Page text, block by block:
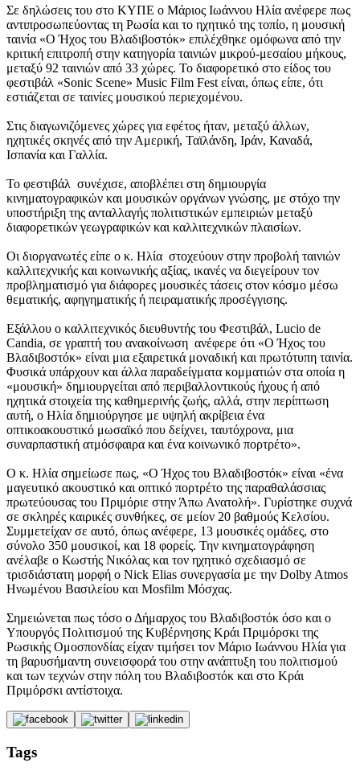
Σε δηλώσεις του στο ΚΥΠΕ ο Μάριος Ιωάννου Ηλία ανέφερε πως
αντιπροσωπεύοντας τη Ρωσία και το ηχητικό της τοπίο, η μουσική
ταινία «Ο Ήχος του Βλαδιβοστόκ» επιλέχθηκε ομόφωνα από την
κριτική επιτροπή στην κατηγορία ταινιών μικρού-μεσαίου μήκους,
μεταξύ 92 ταινιών από 33 χώρες. Το διαφορετικό στο είδος του
φεστιβάλ «Sonic Scene» Music Film Fest είναι, όπως είπε, ότι
εστιάζεται σε ταινίες μουσικού περιεχομένου.
Στις διαγωνιζόμενες χώρες για εφέτος ήταν, μεταξύ άλλων,
ηχητικές σκηνές από την Αμερική, Ταϊλάνδη, Ιράν, Καναδά,
Ισπανία και Γαλλία.
Το φεστιβάλ συνέχισε, αποβλέπει στη δημιουργία
κινηματογραφικών και μουσικών οργάνων γνώσης, με στόχο την
υποστήριξη της ανταλλαγής πολιτιστικών εμπειριών μεταξύ
διαφορετικών γεωγραφικών και καλλιτεχνικών πλαισίων.
Οι διοργανωτές είπε ο κ. Ηλία στοχεύουν στην προβολή ταινιών
καλλιτεχνικής και κοινωνικής αξίας, ικανές να διεγείρουν τον
προβληματισμό για διάφορες μουσικές τάσεις στον κόσμο μέσω
θεματικής, αφηγηματικής ή πειραματικής προσέγγισης.
Εξάλλου ο καλλιτεχνικός διευθυντής του Φεστιβάλ, Lucio de
Candia, σε γραπτή του ανακοίνωση ανέφερε ότι «Ο Ήχος του
Βλαδιβοστόκ» είναι μια εξαιρετικά μοναδική και πρωτότυπη ταινία.
Φυσικά υπάρχουν και άλλα παραδείγματα κομματιών στα οποία η
«μουσική» δημιουργείται από περιβαλλοντικούς ήχους ή από
ηχητικά στοιχεία της καθημερινής ζωής, αλλά, στην περίπτωση
αυτή, ο Ηλία δημιούργησε με υψηλή ακρίβεια ένα
οπτικοακουστικό μωσαϊκό που δείχνει, ταυτόχρονα, μια
συναρπαστική ατμόσφαιρα και ένα κοινωνικό πορτρέτο».
Ο κ. Ηλία σημείωσε πως, «Ο Ήχος του Βλαδιβοστόκ» είναι «ένα
μαγευτικό ακουστικό και οπτικό πορτρέτο της παραθαλάσσιας
πρωτεύουσας του Πριμόριε στην Άπω Ανατολή». Γυρίστηκε συχνά
σε σκληρές καιρικές συνθήκες, σε μείον 20 βαθμούς Κελσίου.
Συμμετείχαν σε αυτό, όπως ανέφερε, 13 μουσικές ομάδες, στο
σύνολο 350 μουσικοί, και 18 φορείς. Την κινηματογράφηση
ανέλαβε ο Κωστής Νικόλας και τον ηχητικό σχεδιασμό σε
τρισδιάστατη μορφή ο Nick Elias συνεργασία με την Dolby Atmos
Ηνωμένου Βασιλείου και Mosfilm Μόσχας.
Σημειώνεται πως τόσο ο Δήμαρχος του Βλαδιβοστόκ όσο και ο
Υπουργός Πολιτισμού της Κυβέρνησης Κράι Πριμόρσκι της
Ρωσικής Ομοσπονδίας είχαν τιμήσει τον Μάριο Ιωάννου Ηλία για
τη βαρυσήμαντη συνεισφορά του στην ανάπτυξη του πολιτισμού
και των τεχνών στην πόλη του Βλαδιβοστόκ και στο Κράι
Πριμόρσκι αντίστοιχα.
Tags